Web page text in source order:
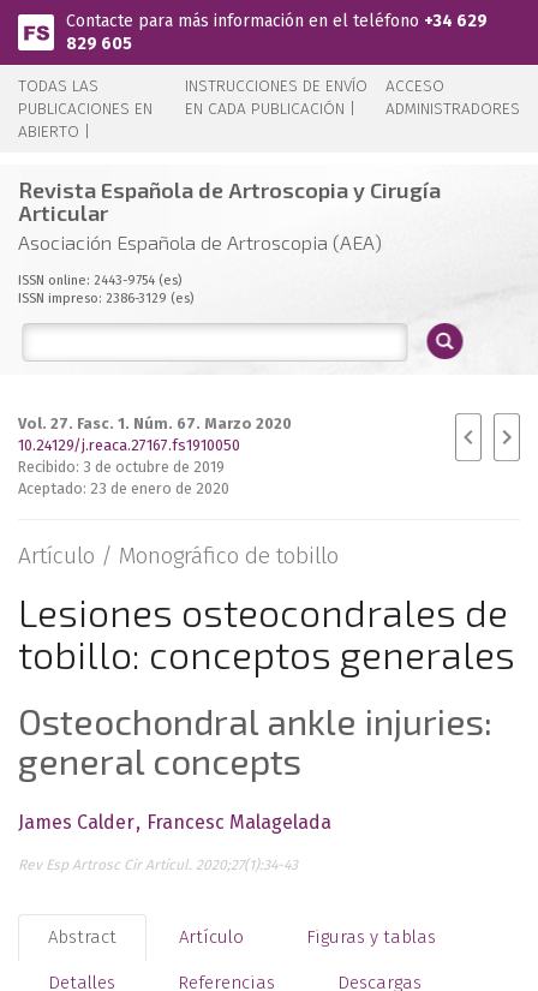
Pasar al contenido principal
Contacte para más información en el teléfono +34 629
829 605
TODAS LAS
PUBLICACIONES EN
ABIERTO |
INSTRUCCIONES DE ENVÍO
EN CADA PUBLICACIÓN |
ACCESO
ADMINISTRADORES
Revista Española de Artroscopia y Cirugía
Articular
Asociación Española de Artroscopia (AEA)
ISSN online: 2443-9754 (es)
ISSN impreso: 2386-3129 (es)
Vol. 27. Fasc. 1. Núm. 67. Marzo 2020
10.24129/j.reaca.27167.fs1910050
Recibido: 3 de octubre de 2019
Aceptado: 23 de enero de 2020
Artículo / Monográfico de tobillo
Lesiones osteocondrales de
tobillo: conceptos generales
Osteochondral ankle injuries:
general concepts
James Calder Francesc Malagelada
Rev Esp Artrosc Cir Articul. 2020;27(1):34-43
Abstract Artículo Figuras y tablas
Detalles Referencias Descargas